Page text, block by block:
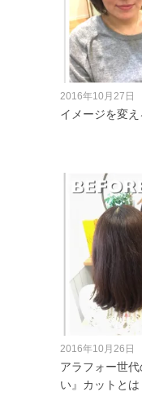
2016年10月27日
イメージを変え
2016年10月26日
アラフォー世
い』カットとは